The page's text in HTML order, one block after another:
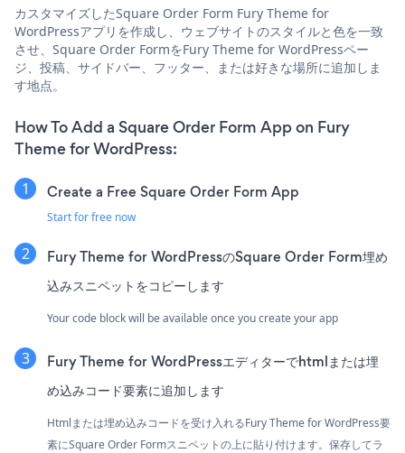
カスタマイズしたSquare Order Form Fury Theme for
WordPressアプリを作成し、ウェブサイトのスタイルと色を一致
させ、Square Order FormをFury Theme for WordPressペー
ジ、投稿、サイドバー、フッター、または好きな場所に追加しま
す地点。
How To Add a Square Order Form App on Fury
Theme for WordPress:
Create a Free Square Order Form App
Start for free now
Fury Theme for WordPressのSquare Order Form埋め
込みスニペットをコピーします
Your code block will be available once you create your app
Fury Theme for WordPressエディターでhtmlまたは埋
め込みコード要素に追加します
Htmlまたは埋め込みコードを受け入れるFury Theme for WordPress要
素にSquare Order Formスニペットの上に貼り付けます。保存してラ